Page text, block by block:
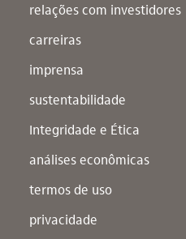
relações com investidores
carreiras
imprensa
sustentabilidade
Integridade e Ética
análises econômicas
termos de uso
privacidade